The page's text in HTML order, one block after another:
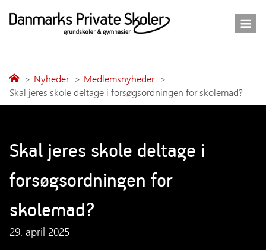
Nyheder
Medlemsnyheder
Skal jeres skole deltage i forsøgsordningen for skolemad?
Skal jeres skole deltage i
forsøgsordningen for
skolemad?
29. april 2025